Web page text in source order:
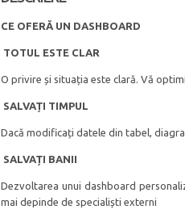
CE OFERĂ UN DASHBOARD
TOTUL ESTE CLAR
O privire și situația este clară. Vă
SALVAȚI TIMPUL
Dacă modificați datele din tabel,
SALVAȚI BANII
Dezvoltarea unui dashboard
mai depinde de specialiști externi